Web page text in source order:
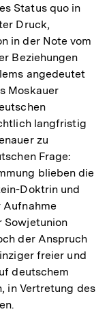
Status quo in
Druck,
in der Note vom
Beziehungen
angedeutet
Moskauer
langfristig
zu
Frage:
blieben die
Doktrin und
Sowjetunion
der Anspruch
freier und
deutschem
in Vertretung des